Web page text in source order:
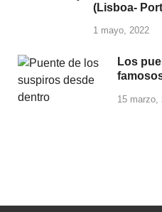
(Lisboa-
1 mayo, 2022
Los
15 marzo,